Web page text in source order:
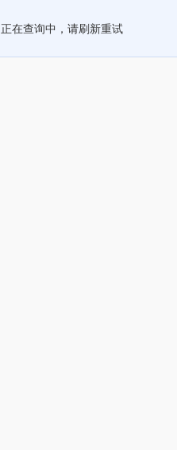
正在查询中，请刷新重试